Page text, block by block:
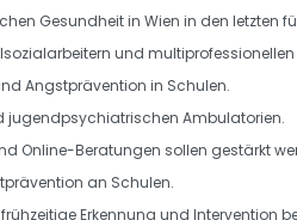
Gesundheitin Wien in den letzten
und
Angstprävention in Schulen.
jugendpsychiatrischen Ambulatorien.
Online-Beratungen sollen gestärkt
an Schulen.
Erkennung und Intervention